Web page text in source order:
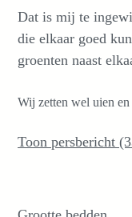
Dat is mij te
die elkaar goed
groenten naast
Wij zetten wel uien en
Toon persbericht